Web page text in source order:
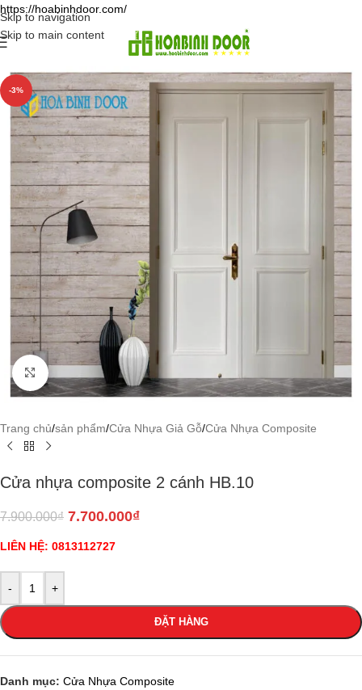
https://hoabinhdoor.com/
Skip to navigation
Skip to main content
-3%
Click to enlarge
Trang chủ/sản phẩm/Cửa Nhựa Giả Gỗ/Cửa Nhựa Composite
Cửa nhựa composite 2 cánh HB.10
7.900.000₫ 7.700.000₫
LIÊN HỆ: 0813112727
- +
ĐẶT HÀNG
Danh mục: Cửa Nhựa Composite